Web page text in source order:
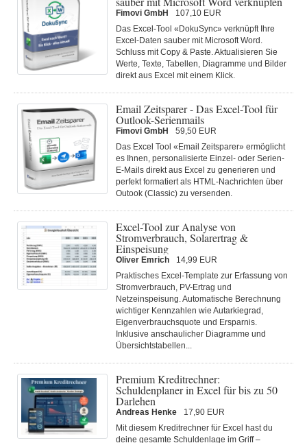
Fimovi GmbH
107,10 EUR
Das Excel-Tool «DokuSync» verknüpft Ihre
Excel-Daten sauber mit Microsoft Word.
Schluss mit Copy & Paste. Aktualisieren Sie
Werte, Texte, Tabellen, Diagramme und Bilder
direkt aus Excel mit einem Klick.
Email Zeitsparer - Das Excel-Tool für
Outlook-Serienmails
Fimovi GmbH
59,50 EUR
Das Excel Tool «Email Zeitsparer» ermöglicht
es Ihnen, personalisierte Einzel- oder Serien-
E-Mails direkt aus Excel zu generieren und
perfekt formatiert als HTML-Nachrichten über
Outook (Classic) zu versenden.
Excel-Tool zur Analyse von
Stromverbrauch, Solarertrag &
Einspeisung
Oliver Emrich
14,99 EUR
Praktisches Excel-Template zur Erfassung von
Stromverbrauch, PV-Ertrag und
Netzeinspeisung. Automatische Berechnung
wichtiger Kennzahlen wie Autarkiegrad,
Eigenverbrauchsquote und Ersparnis.
Inklusive anschaulicher Diagramme und
Übersichtstabellen...
Premium Kreditrechner:
Schuldenplaner in Excel für bis zu 50
Darlehen
Andreas Henke
17,90 EUR
Mit diesem Kreditrechner für Excel hast du
deine gesamte Schuldenlage im Griff –